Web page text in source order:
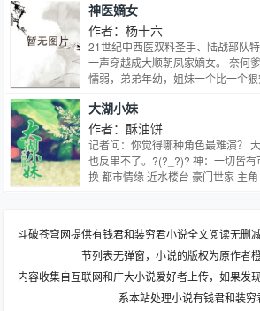
今已经成了酒吧里的卖酒小姐。 当
过的并不怎么样。 洛真冷笑着将人
眼神阴寒 当初要走，一分钱都不肯
木讷沉闷的前妻，性格和以前一样
沉默不语。 直到洛真的唇快要落下
绝。 洛小姐，请你放尊重点，如果
氏蒙羞，你放心，我从来没有和任何
年不见，翅膀是越来越硬了。 洛真
将前妻从怀里松开，诱哄般的开了口
雷： *【有生子、狗血风】请勿在生
血文，小包子超乖超可爱 *【雷生子
数读者连第一章 都没看就直接因为
样。上古大能攻X一步喘三口病弱受
励志人生 升级流 搜索关键字：主角
┃ 其它：
神医嫡女
作者：杨十六
21世纪中西医双料圣手、陆战部队
一声穿越成大顺朝凤家嫡女。 奈何
懦弱，弟弟年幼，姐妹一个比一个狠
打？老子一手术刀把你千刀万剐！
个半身不遂！ 杀我灭口？一爪子挠
弱女子摇身一变成为大顺朝的香饽饽
人心天下财，但是那个见鬼皇子的
位毁了容的瘸子你说什么？壁咚了劳
大湖小妹
作者：酥油饼
记者问：你觉得哪种角色最难演？
也反串不了。?(?_?)? 神：一切皆
换 都市情缘 近水楼台 豪门世家 主
斗破苍穹网提供有钱君和装穷君小说全文阅读无删
节列表无弹窗，小说的版权为原作者橙
内容收集自互联网和广大小说爱好者上传，如果发
系本站处理小说有钱君和装穷